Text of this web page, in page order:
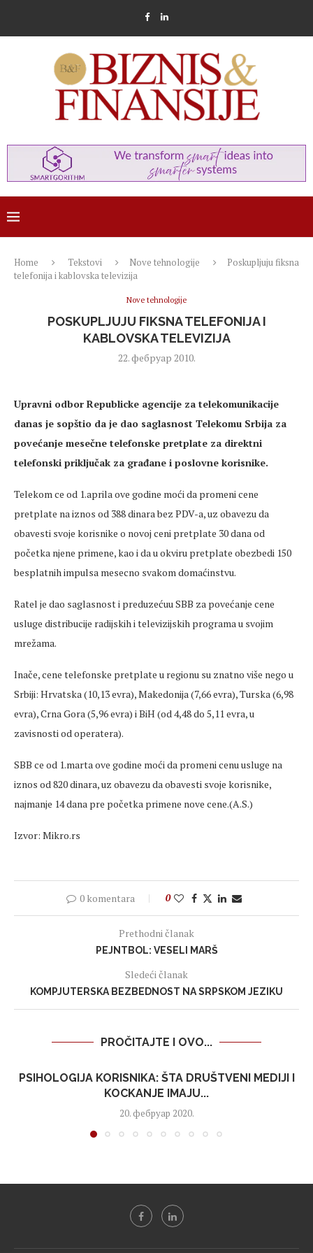
Home Tekstovi Nove tehnologije
Poskupljuju fiksna
telefonija i kablovska televizija
Nove tehnologije
POSKUPLJUJU FIKSNA TELEFONIJA I
KABLOVSKA TELEVIZIJA
22. фебруар 2010.
Upravni odbor Republicke agencije za telekomunikacije
danas je sopštio da je dao saglasnost Telekomu Srbija za
povećanje mesečne telefonske pretplate za direktni
telefonski priključak za građane i poslovne korisnike.
Telekom ce od 1.aprila ove godine moći da promeni cene
pretplate na iznos od 388 dinara bez PDV-a, uz obavezu da
obavesti svoje korisnike o novoj ceni pretplate 30 dana od
početka njene primene, kao i da u okviru pretplate obezbedi 150
besplatnih impulsa mesecno svakom domaćinstvu.
Ratel je dao saglasnost i preduzećuu SBB za povećanje cene
usluge distribucije radijskih i televizijskih programa u svojim
mrežama.
Inače, cene telefonske pretplate u regionu su znatno više nego u
Srbiji: Hrvatska (10,13 evra), Makedonija (7,66 evra), Turska (6,98
evra), Crna Gora (5,96 evra) i BiH (od 4,48 do 5,11 evra, u
zavisnosti od operatera).
SBB ce od 1.marta ove godine moći da promeni cenu usluge na
iznos od 820 dinara, uz obavezu da obavesti svoje korisnike,
najmanje 14 dana pre početka primene nove cene.(A.S.)
Izvor: Mikro.rs
0 komentara 0
Prethodni članak
PEJNTBOL: VESELI MARŠ
Sledeći članak
KOMPJUTERSKA BEZBEDNOST NA SRPSKOM JEZIKU
PROČITAJTE I OVO...
PSIHOLOGIJA KORISNIKA: ŠTA DRUŠTVENI MEDIJI I
KOCKANJE IMAJU...
20. фебруар 2020.